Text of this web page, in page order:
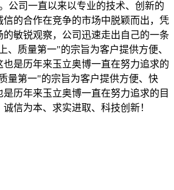
公司一直以来以专业的技术、创新的
的合作在竞争的市场中脱颖而出，凭
敏锐观察，公司迅速走出自己的一条
、质量第一"的宗旨为客户提供方便、
是历年来玉立奥博一直在努力追求的
量第一"的宗旨为客户提供方便、快
历年来玉立奥博一直在努力追求的目
信为本、求实进取、科技创新！